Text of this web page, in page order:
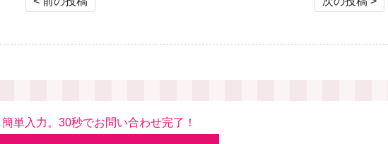
簡単入力。30秒でお問い合わせ完了！